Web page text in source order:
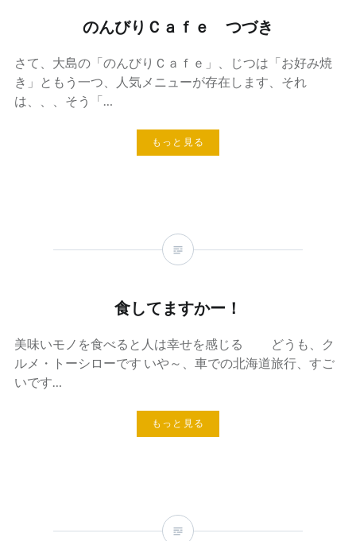
のんびりＣａｆｅ つづき
さて、大島の「のんびりＣａｆｅ」、じつは「お好み焼
き」ともう一つ、人気メニューが存在します、それ
は、、、そう「…
もっと見る
食してますかー！
美味いモノを食べると人は幸せを感じる どうも、ク
ルメ・トーシローです いや～、車での北海道旅行、すご
いです…
もっと見る